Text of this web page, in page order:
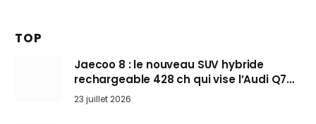
TOP
Jaecoo 8 : le nouveau SUV hybride
rechargeable 428 ch qui vise l’Audi Q7
arrive en Europe cet automne
23 juillet 2026